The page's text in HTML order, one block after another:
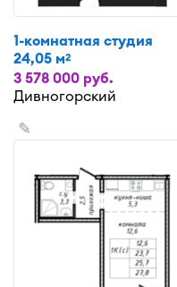
1-комнатная студия
24,05 м2
3 578 000 руб.
Дивногорский
✎